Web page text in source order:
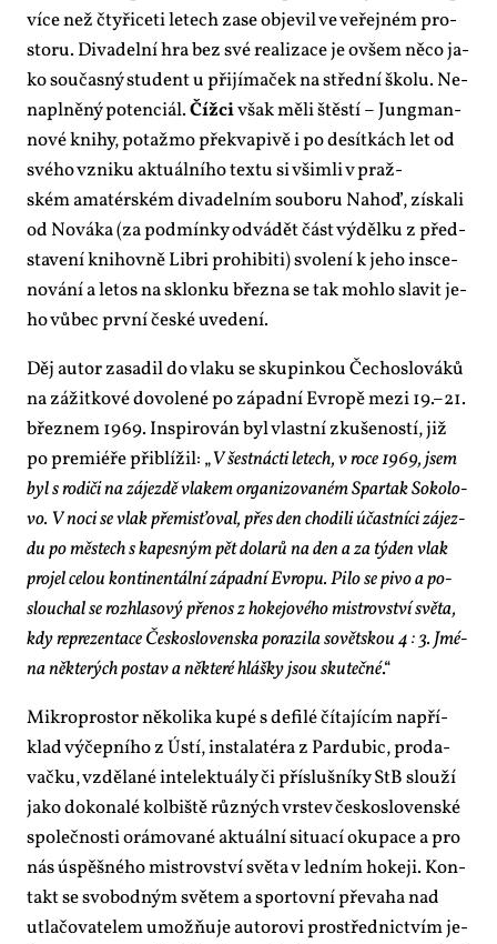
ví­ce než čty­ři­ce­ti le­tech za­se ob­je­vil ve ve­řej­ném pro­
sto­ru. Di­va­del­ní hra bez své re­a­li­za­ce je ovšem ně­co ja­
ko sou­čas­ný stu­dent u při­jí­ma­ček na střed­ní ško­lu. Ne­
na­pl­ně­ný po­ten­ci­ál.Číž­civšak mě­li štěs­tí – Jung­man­
no­vé kni­hy, po­taž­mo pře­kva­pi­vě i po de­sít­kách let od
své­ho vzni­ku ak­tu­ál­ní­ho tex­tu si všimli v praž­
ském ama­tér­ském di­va­del­ním sou­bo­ru Na­hoď, zís­ka­li
od No­vá­ka (za pod­mín­ky od­vá­dět část vý­děl­ku z před­
sta­ve­ní knihov­ně Lib­ri pro­hi­bi­ti) svo­le­ní k je­ho in­sce­
no­vá­ní a le­tos na sklon­ku břez­na se tak moh­lo sla­vit je­
ho vů­bec prv­ní čes­ké uve­de­ní.
Děj au­tor za­sa­dil do vla­ku se sku­pin­kou Če­cho­slo­vá­ků
na zá­žit­ko­vé do­vo­le­né po zá­pad­ní Ev­ro­pě me­zi 19.–21.
březnem 1969. In­spi­ro­ván byl vlast­ní zku­še­nos­tí, již
po pre­mi­é­ře při­blí­žil: „V šest­nác­ti le­tech, v ro­ce 1969, jsem
byl s ro­di­či na zá­jezdě vla­kem or­ga­ni­zo­va­ném Spar­tak So­ko­lo­
vo. V no­ci se vlak pře­mis­ťo­val, přes den cho­di­li účast­ní­ci zá­jez­
du po měs­tech s ka­pes­ným pět do­la­rů na den a za tý­den vlak
pro­jel ce­lou kon­ti­nen­tál­ní zá­pad­ní Ev­ro­pu. Pi­lo se pi­vo a po­
slou­chal se roz­hla­so­vý pře­nos z ho­ke­jo­vé­ho mi­s­trov­ství svě­ta,
kdy re­pre­zen­ta­ce Čes­ko­slo­ven­ska po­ra­zi­la so­vět­skou 4 : 3. Jmé­
na ně­kte­rých po­stav a ně­kte­ré hláš­ky jsou sku­teč­né.“
Mi­k­ro­prostor ně­ko­li­ka kupé s de­fi­lé čí­ta­jí­cím na­pří­
klad vý­čep­ní­ho z Ús­tí, in­sta­la­té­ra z Par­du­bic, pro­da­
vač­ku, vzdě­la­né in­te­lek­tu­á­ly či pří­sluš­ní­ky StB slou­ží
ja­ko do­ko­na­lé kol­biš­tě růz­ných vrs­tev čes­ko­slo­ven­ské
spo­leč­nos­ti orá­mo­va­né ak­tu­ál­ní si­tu­a­cí oku­pa­ce a pro
nás úspěš­né­ho mi­s­trov­ství svě­ta v led­ním ho­ke­ji. Kon­
takt se svo­bod­ným svě­tem a spor­tov­ní pře­va­ha nad
utla­čo­va­te­lem umož­ňu­je au­to­ro­vi pro­střed­nic­tvím je­